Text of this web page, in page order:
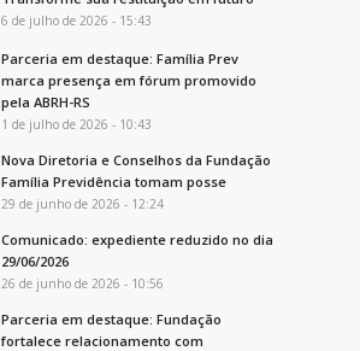
6 de julho de 2026 - 15:43
Parceria em destaque: Família Prev
marca presença em fórum promovido
pela ABRH-RS
1 de julho de 2026 - 10:43
Nova Diretoria e Conselhos da Fundação
Família Previdência tomam posse
29 de junho de 2026 - 12:24
Comunicado: expediente reduzido no dia
29/06/2026
26 de junho de 2026 - 10:56
Parceria em destaque: Fundação
fortalece relacionamento com